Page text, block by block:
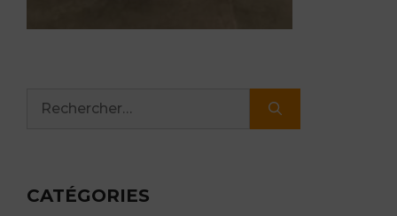
CATÉGORIES